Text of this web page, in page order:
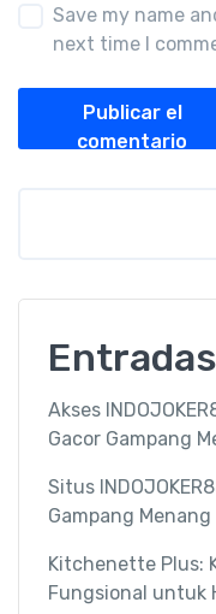
Save my name
next time I
Publicar el
comentario
Akses
Gacor Gampang
Situs
Gampang
Kitchenette Plus:
Fungsional untuk